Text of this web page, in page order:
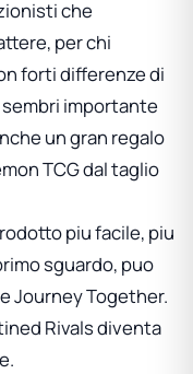
che
per chi
forti differenze di
sembri importante
un gran regalo
TCG dal taglio
piu facile, piu
sguardo, puo
Journey Together.
Rivals diventa